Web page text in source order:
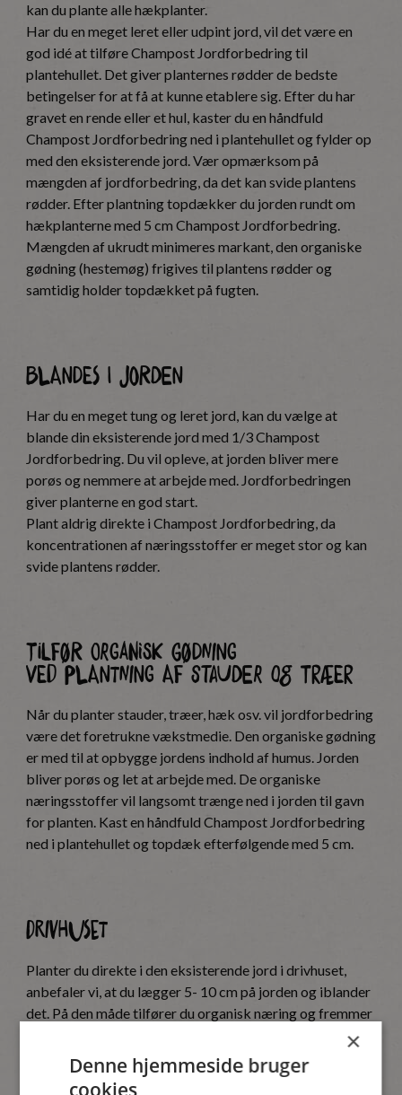
kan du plante alle hækplanter.
Har du en meget leret eller udpint jord, vil det være en
god idé at tilføre Champost Jordforbedring til
plantehullet. Det giver planternes rødder de bedste
betingelser for at få at kunne etablere sig. Efter du har
gravet en rende eller et hul, kaster du en håndfuld
Champost Jordforbedring ned i plantehullet og fylder op
med den eksisterende jord. Vær opmærksom på
mængden af jordforbedring, da det kan svide plantens
rødder. Efter plantning topdækker du jorden rundt om
hækplanterne med 5 cm Champost Jordforbedring.
Mængden af ukrudt minimeres markant, den organiske
gødning (hestemøg) frigives til plantens rødder og
samtidig holder topdækket på fugten.
Blandes i jorden
Har du en meget tung og leret jord, kan du vælge at
blande din eksisterende jord med 1/3 Champost
Jordforbedring. Du vil opleve, at jorden bliver mere
porøs og nemmere at arbejde med. Jordforbedringen
giver planterne en god start.
Plant aldrig direkte i Champost Jordforbedring, da
koncentrationen af næringsstoffer er meget stor og kan
svide plantens rødder.
Tilfør organisk gødning
ved plantning af stauder og træer
Når du planter stauder, træer, hæk osv. vil jordforbedring
være det foretrukne vækstmedie. Den organiske gødning
er med til at opbygge jordens indhold af humus. Jorden
bliver porøs og let at arbejde med. De organiske
næringsstoffer vil langsomt trænge ned i jorden til gavn
for planten. Kast en håndfuld Champost Jordforbedring
ned i plantehullet og topdæk efterfølgende med 5 cm.
Drivhuset
Planter du direkte i den eksisterende jord i drivhuset,
anbefaler vi, at du lægger 5- 10 cm på jorden og iblander
det. På den måde tilfører du organisk næring og fremmer
væksten. Herefter er det vigtigt, at gennemvande jorden
godt før plantning således, at den senere vil være bedre
til at optage vand. Se hvordan Janne gør sit drivhus klar.
×
Denne hjemmeside bruger
cookies